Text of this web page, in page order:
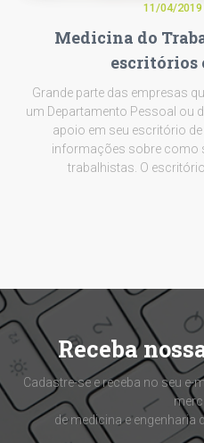
11/04/
Medicina do
escritórios
Grande parte das empresas
um Departamento Pessoal ou
apoio em seu escritório
informações sobre como
trabalhistas. O
Receba
Cadastre-se e receba no seu e-
de medicina e engenharia